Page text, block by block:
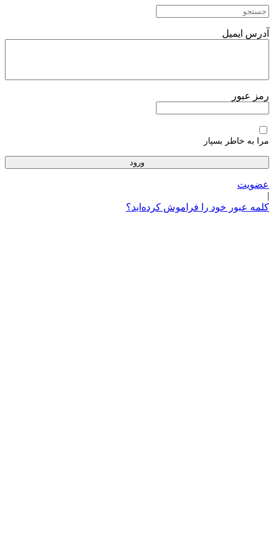
پرش
محتوا
آدرس ایمیل
رمز عبور
مرا به خاطر بسپار
عضویت
|
کلمه عبور خود را فراموش کرده‌اید؟